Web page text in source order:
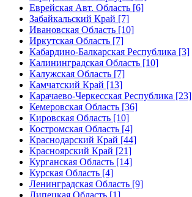
Еврейская Авт. Область [6]
Забайкальский Край [7]
Ивановская Область [10]
Иркутская Область [7]
Кабардино-Балкарская Республика [3]
Калининградская Область [10]
Калужская Область [7]
Камчатский Край [13]
Карачаево-Черкесская Республика [23]
Кемеровская Область [36]
Кировская Область [10]
Костромская Область [4]
Краснодарский Край [44]
Красноярский Край [21]
Курганская Область [14]
Курская Область [4]
Ленинградская Область [9]
Липецкая Область [1]